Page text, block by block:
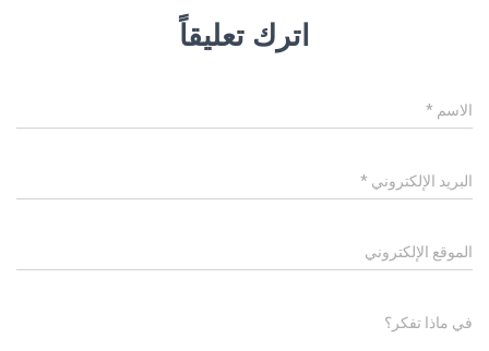
اترك تعليقاً
الاسم *
البريد الإلكتروني *
الموقع الإلكتروني
في ماذا تفكر؟